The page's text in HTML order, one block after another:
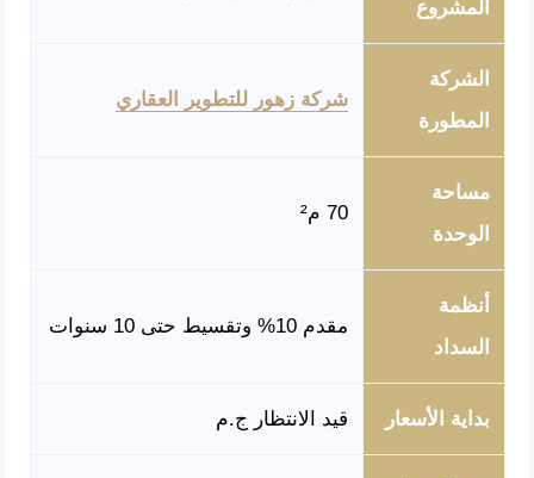
المشروع
الشركة
المطورة
شركة زهور للتطوير العقاري
مساحة
الوحدة
70 م²
أنظمة
السداد
مقدم 10% وتقسيط حتى 10 سنوات
بداية الأسعار قيد الانتظار ج.م